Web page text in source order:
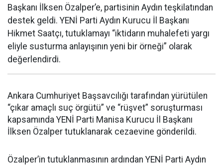
Başkanı İlksen Özalper’e, partisinin Aydın teşkilatından
destek geldi. YENİ Parti Aydın Kurucu İl Başkanı
Hikmet Saatçı, tutuklamayı “iktidarın muhalefeti yargı
eliyle susturma anlayışının yeni bir örneği” olarak
değerlendirdi.
Ankara Cumhuriyet Başsavcılığı tarafından yürütülen
“çıkar amaçlı suç örgütü” ve “rüşvet” soruşturması
kapsamında YENİ Parti Manisa Kurucu İl Başkanı
İlksen Özalper tutuklanarak cezaevine gönderildi.
Özalper’in tutuklanmasının ardından YENİ Parti Aydın